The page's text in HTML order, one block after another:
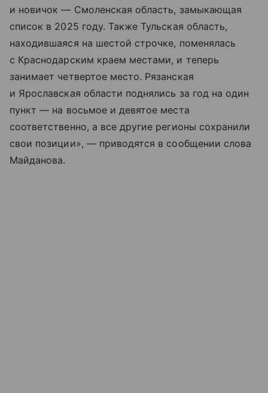
и новичок — Смоленская область, замыкающая
список в 2025 году. Также Тульская область,
находившаяся на шестой строчке, поменялась
с Краснодарским краем местами, и теперь
занимает четвертое место. Рязанская
и Ярославская области поднялись за год на один
пункт — на восьмое и девятое места
соответственно, а все другие регионы сохранили
свои позиции», — приводятся в сообщении слова
Майданова.